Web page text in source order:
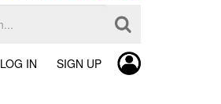
LOG IN SIGN UP